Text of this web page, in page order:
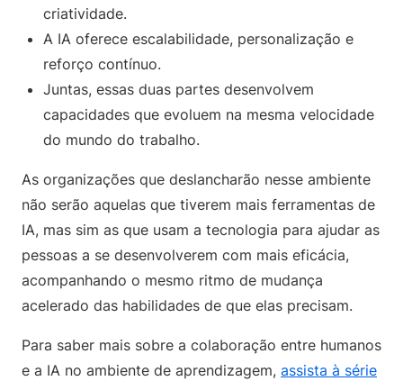
criatividade.
A IA oferece escalabilidade, personalização e
reforço contínuo.
Juntas, essas duas partes desenvolvem
capacidades que evoluem na mesma velocidade
do mundo do trabalho.
As organizações que deslancharão nesse ambiente
não serão aquelas que tiverem mais ferramentas de
IA, mas sim as que usam a tecnologia para ajudar as
pessoas a se desenvolverem com mais eficácia,
acompanhando o mesmo ritmo de mudança
acelerado das habilidades de que elas precisam.
Para saber mais sobre a colaboração entre humanos
e a IA no ambiente de aprendizagem, assista à série